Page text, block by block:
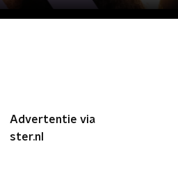
Advertentie via
ster.nl